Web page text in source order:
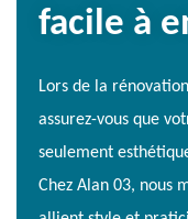
facile à
Lors de la
assurez-vous que
seulement
Chez Alan 03, nous